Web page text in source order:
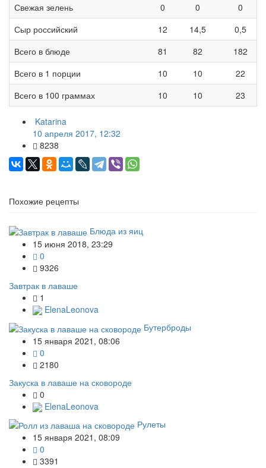
Свежая зелень
0 0
0
Сыр российский
12 14,5
0,5
Всего в блюде
81 82
182
Всего в 1 порции
10 10
22
Всего в 100 граммах
10 10 23
Katarina
10 апреля 2017, 12:32
8238
Похожие рецепты
Блюда из яиц
15 июня 2018, 23:29
0
9326
Завтрак в лаваше
1
ElenaLeonova
Бутерброды
15 января 2021, 08:06
0
2180
Закуска в лаваше на сковороде
0
ElenaLeonova
Рулеты
15 января 2021, 08:09
0
3391